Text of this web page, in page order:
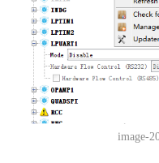
image-